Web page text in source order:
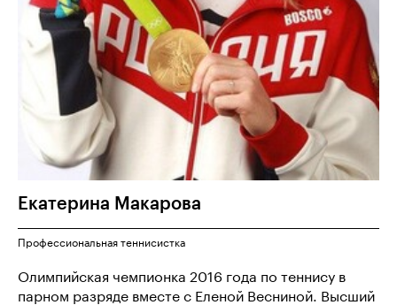
Екатерина Макарова
Профессиональная теннисистка
Олимпийская чемпионка 2016 года по теннису в
парном разряде вместе с Еленой Весниной. Высший